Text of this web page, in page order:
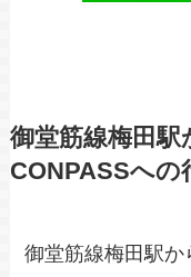
御堂筋線梅田駅
CONPASSへの
御堂筋線梅田駅か